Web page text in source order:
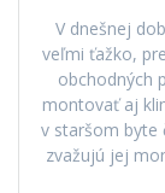
V dnešnej
veľmi ťažko,
obchodných
montovať aj
v staršom byte
zvažujú jej